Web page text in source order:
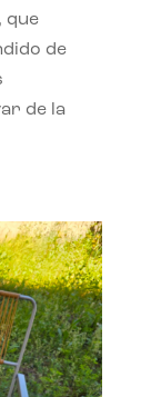
que
de
de la